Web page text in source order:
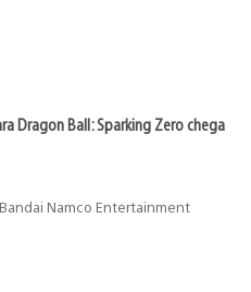
Dragon Ball: Sparking Zero chega
Namco Entertainment